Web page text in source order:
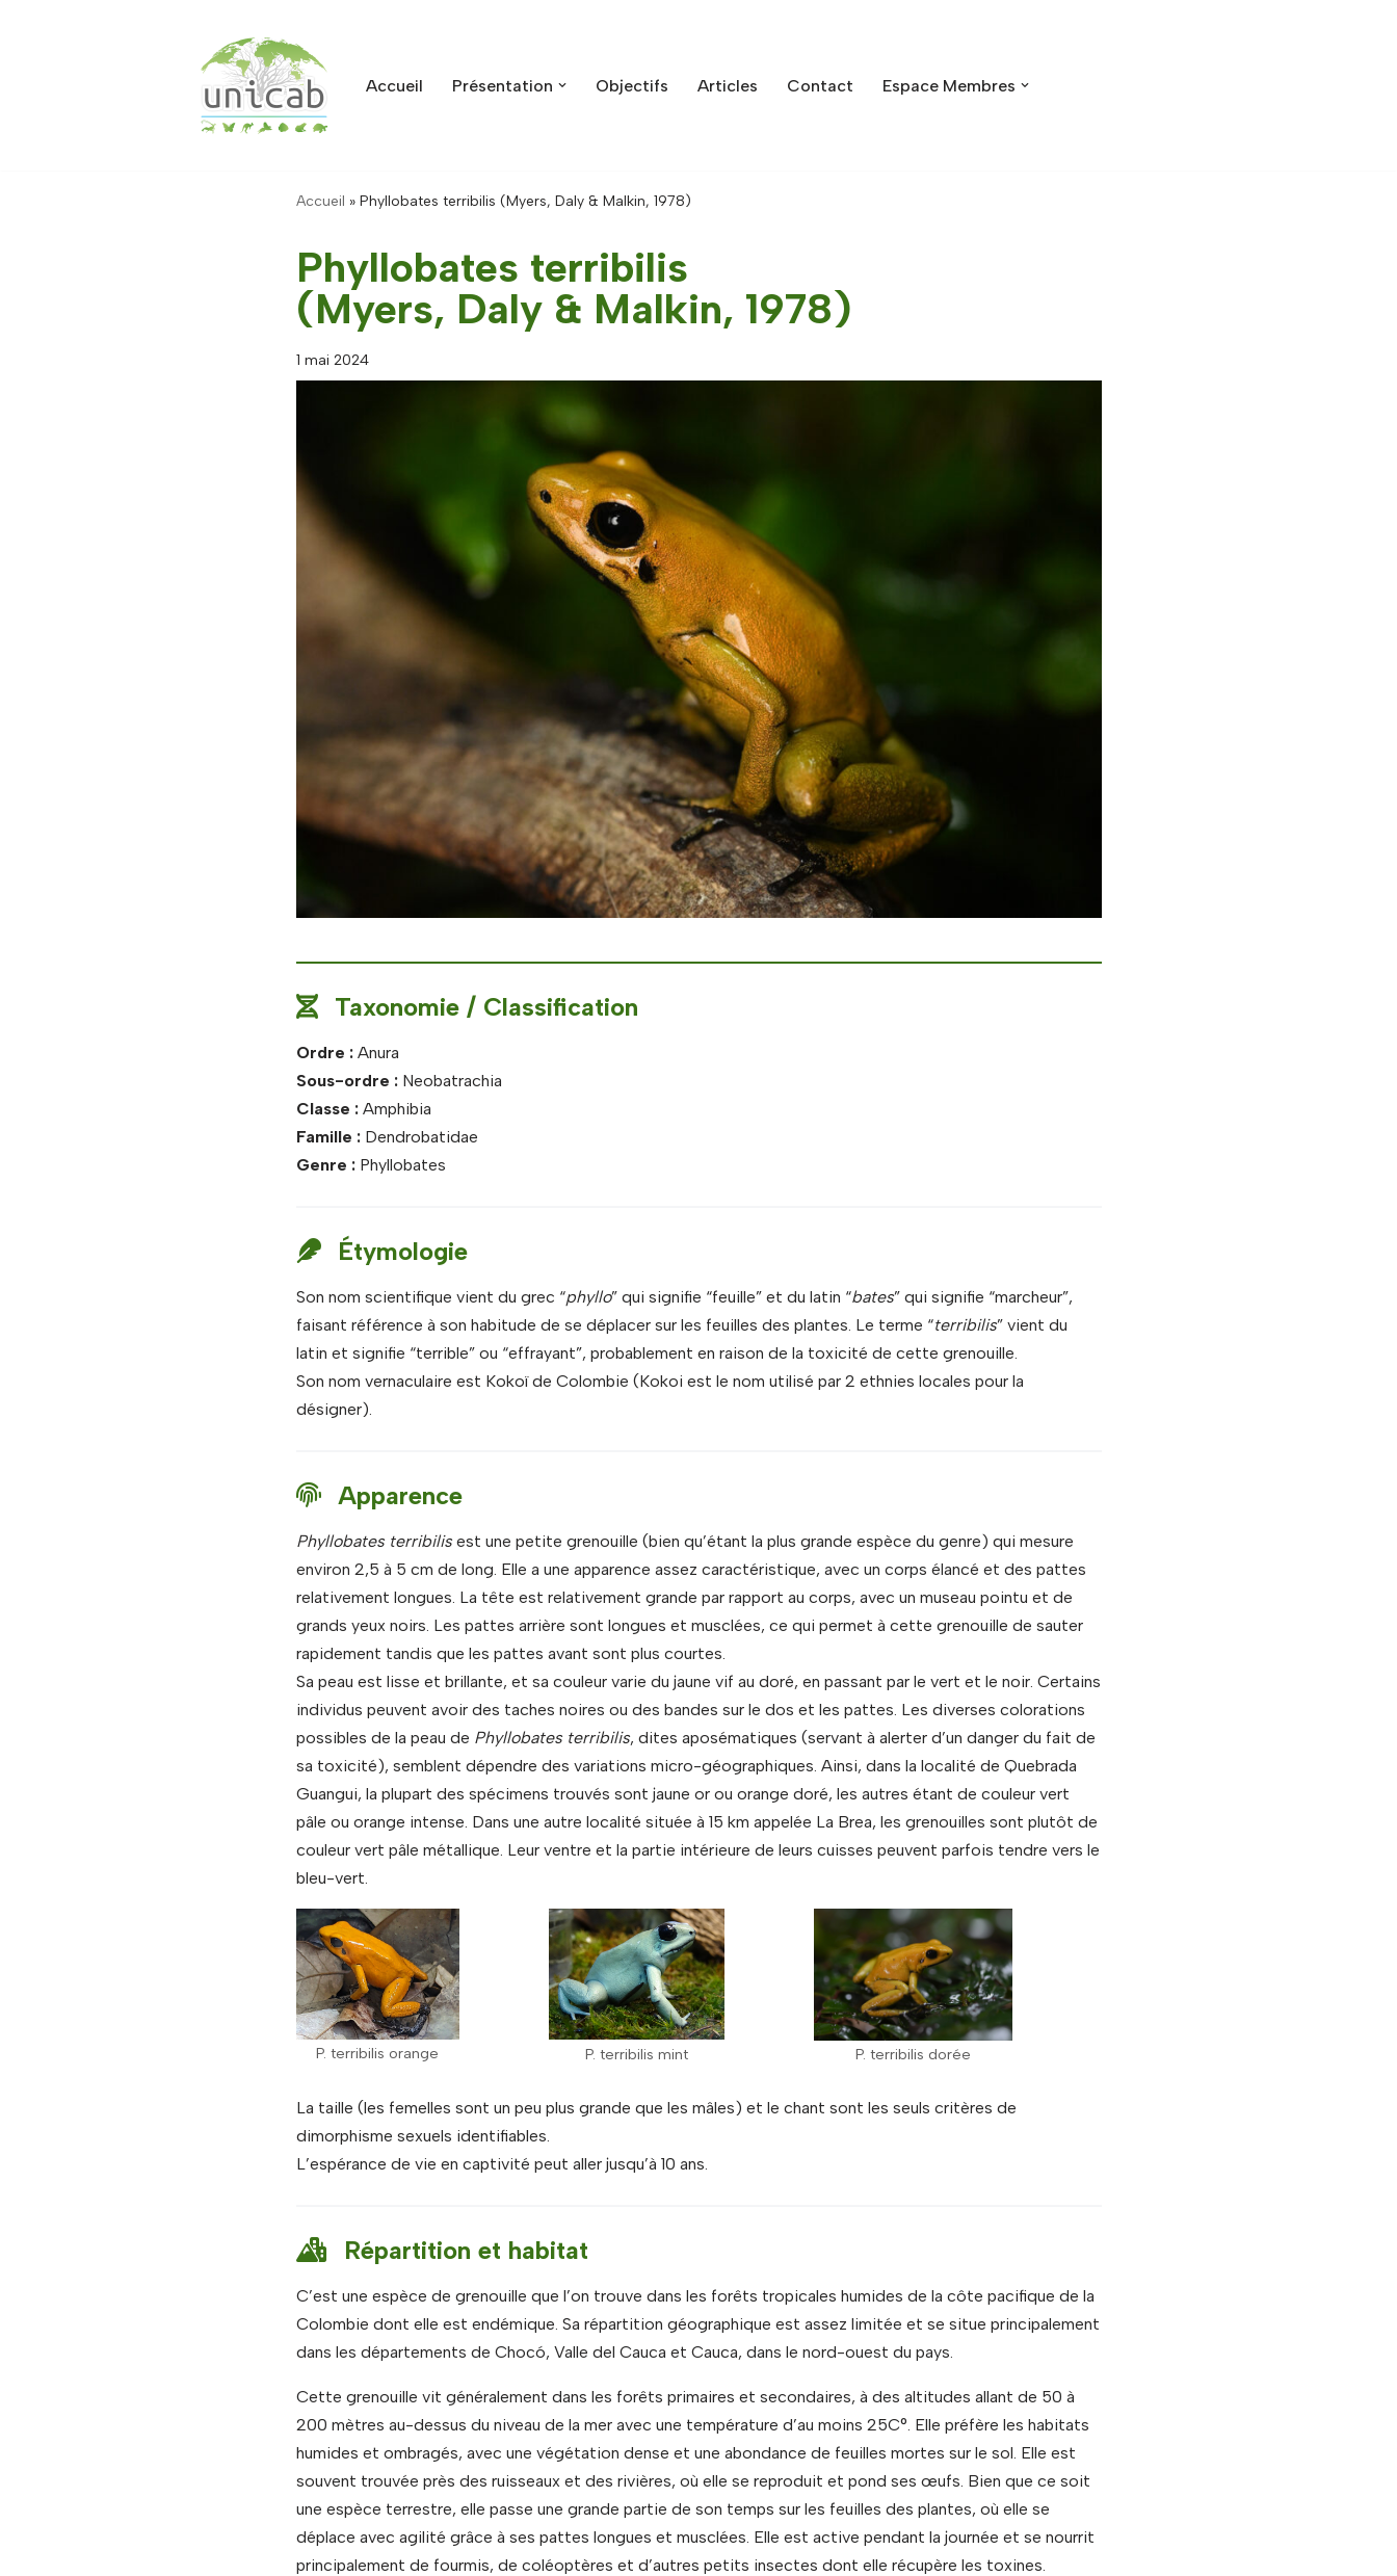
Accueil Présentation Objectifs Articles Contact Espace Membres
Accueil » Phyllobates terribilis (Myers, Daly & Malkin, 1978)
Phyllobates terribilis
(Myers, Daly & Malkin, 1978)
1 mai 2024
Taxonomie / Classification
Ordre :Anura
Sous-ordre :Neobatrachia
Classe :Amphibia
Famille :Dendrobatidae
Genre :Phyllobates
Étymologie
Son nom scientifique vient du grec “phyllo” qui signifie “feuille” et du latin “bates” qui signifie “marcheur”,
faisant référence à son habitude de se déplacer sur les feuilles des plantes. Le terme “terribilis” vient du
latin et signifie “terrible” ou “effrayant”, probablement en raison de la toxicité de cette grenouille.
Son nom vernaculaire est Kokoï de Colombie (Kokoi est le nom utilisé par 2 ethnies locales pour la
désigner).
Apparence
Phyllobates terribilisest une petite grenouille (bien qu’étant la plus grande espèce du genre) qui mesure
environ 2,5 à 5 cm de long. Elle a une apparence assez caractéristique, avec un corps élancé et des pattes
relativement longues. La tête est relativement grande par rapport au corps, avec un museau pointu et de
grands yeux noirs. Les pattes arrière sont longues et musclées, ce qui permet à cette grenouille de sauter
rapidement tandis que les pattes avant sont plus courtes.
Sa peau est lisse et brillante, et sa couleur varie du jaune vif au doré, en passant par le vert et le noir. Certains
individus peuvent avoir des taches noires ou des bandes sur le dos et les pattes. Les diverses colorations
possibles de la peau de Phyllobates terribilis, dites aposématiques (servant à alerter d’un danger du fait de
sa toxicité), semblent dépendre des variations micro-géographiques. Ainsi, dans la localité de Quebrada
Guangui, la plupart des spécimens trouvés sont jaune or ou orange doré, les autres étant de couleur vert
pâle ou orange intense. Dans une autre localité située à 15 km appelée La Brea, les grenouilles sont plutôt de
couleur vert pâle métallique. Leur ventre et la partie intérieure de leurs cuisses peuvent parfois tendre vers le
bleu-vert.
P. terribilis orange P. terribilis mint P. terribilis dorée
La taille (les femelles sont un peu plus grande que les mâles) et le chant sont les seuls critères de
dimorphisme sexuels identifiables.
L’espérance de vie en captivité peut aller jusqu’à 10 ans.
Répartition et habitat
C’est une espèce de grenouille que l’on trouve dans les forêts tropicales humides de la côte pacifique de la
Colombie dont elle est endémique. Sa répartition géographique est assez limitée et se situe principalement
dans les départements de Chocó, Valle del Cauca et Cauca, dans le nord-ouest du pays.
Cette grenouille vit généralement dans les forêts primaires et secondaires, à des altitudes allant de 50 à
200 mètres au-dessus du niveau de la mer avec une température d’au moins 25C°. Elle préfère les habitats
humides et ombragés, avec une végétation dense et une abondance de feuilles mortes sur le sol. Elle est
souvent trouvée près des ruisseaux et des rivières, où elle se reproduit et pond ses œufs. Bien que ce soit
une espèce terrestre, elle passe une grande partie de son temps sur les feuilles des plantes, où elle se
déplace avec agilité grâce à ses pattes longues et musclées. Elle est active pendant la journée et se nourrit
principalement de fourmis, de coléoptères et d’autres petits insectes dont elle récupère les toxines.